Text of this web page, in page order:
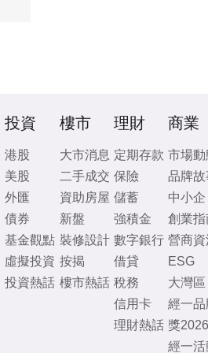
投資
港股
美股
外匯
債券
基金觀點
虛擬投資
投資熱話
樓市
大市消息
二手成交
資助房屋
新盤
裝修設計
按揭
樓市熱話
理財
定期存款
保險
儲蓄
強積金
數字銀行
借貸
稅務
信用卡
理財熱話
商業
市場動
品牌故
中小企
創業指
營商
ESG
大灣區
經一品
獎2026
經一活